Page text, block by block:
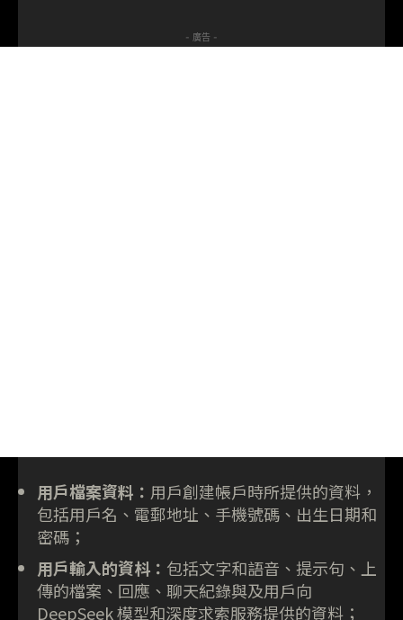
- 廣告 -
用戶檔案資料： 用戶創建帳戶時所提供的資料，
包括用戶名、電郵地址、手機號碼、出生日期和
密碼；
用戶輸入的資枓： 包括文字和語音、提示句、上
傳的檔案、回應、聊天紀錄與及用戶向
DeepSeek 模型和深度求索服務提供的資料；